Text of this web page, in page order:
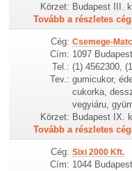
Körzet: Budapest III.
Tovább a részletes
Cég: Csemege-
Cím: 1097
Tel.: (1) 4562300,
Tev.: gumicukor,
cukorka,
vegyiáru,
Körzet: Budapest IX.
Tovább a részletes
Cég: Sixi 2000 Kft.
Cím: 1044